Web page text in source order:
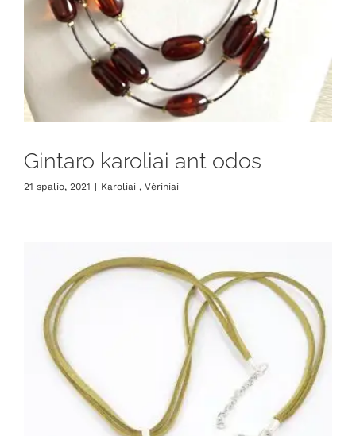
Gintaro karoliai ant odos
21 spalio, 2021 | Karoliai , Vėriniai